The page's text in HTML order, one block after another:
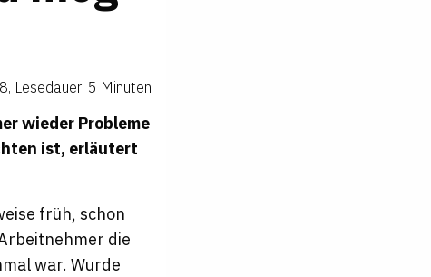
, Lesedauer: 5 Minuten
wieder Probleme
ist, erläutert
früh, schon
die
war. Wurde